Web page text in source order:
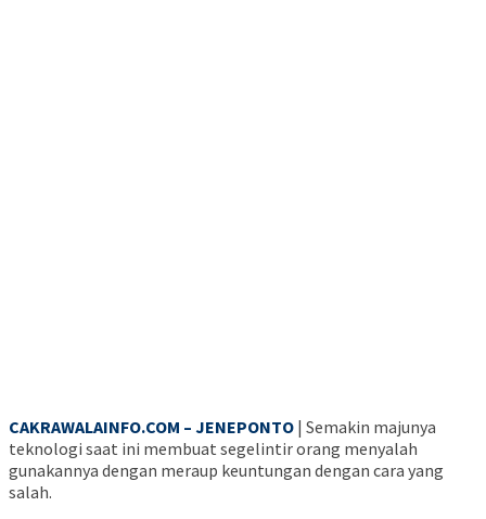
CAKRAWALAINFO.COM – JENEPONTO | Semakin majunya
teknologi saat ini membuat segelintir orang menyalah
gunakannya dengan meraup keuntungan dengan cara yang
salah.